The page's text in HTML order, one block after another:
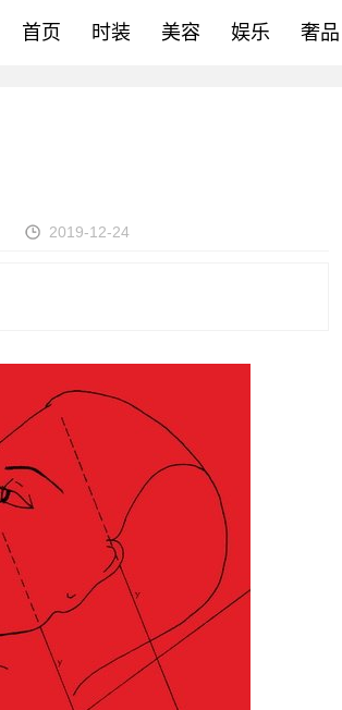
首页 时装 美容 娱乐 奢品
2019-12-24